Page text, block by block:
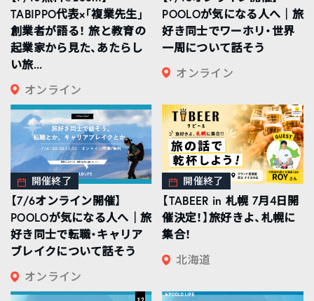
TABIPPO代表×「複業先生」
創業者が語る！ 旅と教育の
起業家から見た、あたらし
い旅...
オンライン
POOLOが気になる人へ｜旅
好き同士でワーホリ・世界
一周について話そう
オンライン
開催終了
【7/6オンライン開催】
POOLOが気になる人へ｜旅
好き同士で転職・キャリア
ブレイクについて話そう
オンライン
開催終了
【TABEER in 札幌 7月4日開
催決定！】旅好きよ、札幌に
集合！
北海道